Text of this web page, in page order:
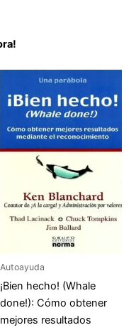
Autoayuda
¡Bien hecho! (Whale
done!): Cómo obtener
mejores resultados